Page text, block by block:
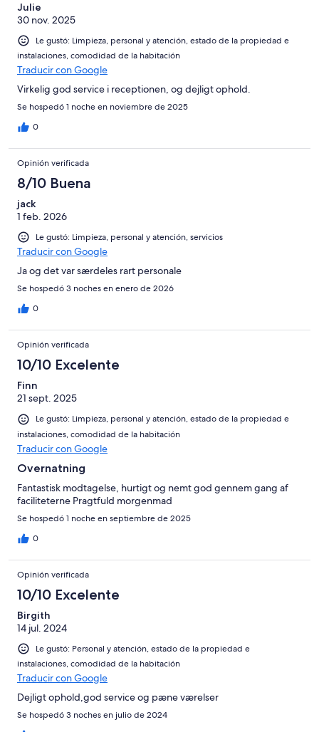
Julie
30 nov. 2025
Le gustó: Limpieza, personal y atención, estado de la propiedad e
instalaciones, comodidad de la habitación
Traducir con Google
Virkelig god service i receptionen, og dejligt ophold.
Se hospedó 1 noche en noviembre de 2025
0
Opinión verificada
8/10 Buena
jack
1 feb. 2026
Le gustó: Limpieza, personal y atención, servicios
Traducir con Google
Ja og det var særdeles rart personale
Se hospedó 3 noches en enero de 2026
0
Opinión verificada
10/10 Excelente
Finn
21 sept. 2025
Le gustó: Limpieza, personal y atención, estado de la propiedad e
instalaciones, comodidad de la habitación
Traducir con Google
Overnatning
Fantastisk modtagelse, hurtigt og nemt god gennem gang af
faciliteterne Pragtfuld morgenmad
Se hospedó 1 noche en septiembre de 2025
0
Opinión verificada
10/10 Excelente
Birgith
14 jul. 2024
Le gustó: Personal y atención, estado de la propiedad e
instalaciones, comodidad de la habitación
Traducir con Google
Dejligt ophold,god service og pæne værelser
Se hospedó 3 noches en julio de 2024